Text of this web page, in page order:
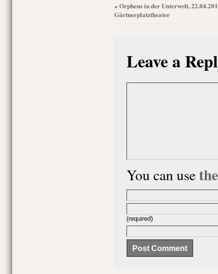
« Orpheus in der Unterwelt,
Gärtnerplatztheater
Leave a
You can use
(required)